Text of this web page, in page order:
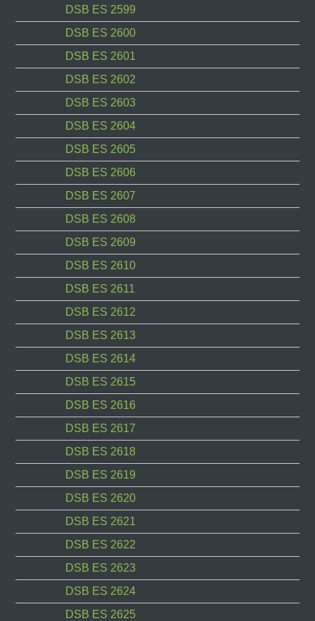
DSB ES 2599
DSB ES 2600
DSB ES 2601
DSB ES 2602
DSB ES 2603
DSB ES 2604
DSB ES 2605
DSB ES 2606
DSB ES 2607
DSB ES 2608
DSB ES 2609
DSB ES 2610
DSB ES 2611
DSB ES 2612
DSB ES 2613
DSB ES 2614
DSB ES 2615
DSB ES 2616
DSB ES 2617
DSB ES 2618
DSB ES 2619
DSB ES 2620
DSB ES 2621
DSB ES 2622
DSB ES 2623
DSB ES 2624
DSB ES 2625